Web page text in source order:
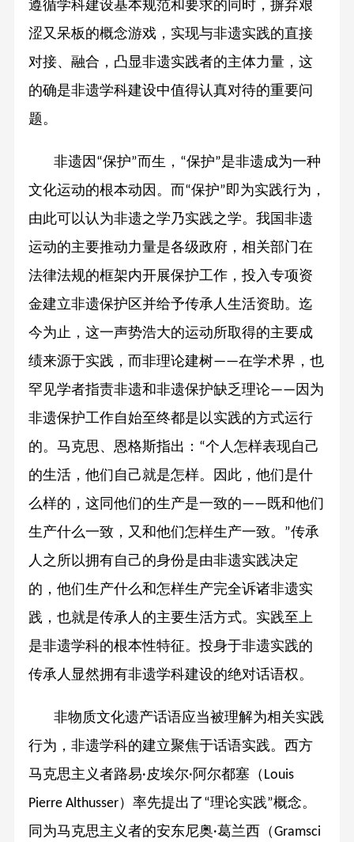
遵循学科建设基本规范和要求的同时，摒弃艰
涩又呆板的概念游戏，实现与非遗实践的直接
对接、融合，凸显非遗实践者的主体力量，这
的确是非遗学科建设中值得认真对待的重要问
题。
非遗因 “保护”而生， “保护”是非遗成为一种
文化运动的根本动因。而“保护”即为实践行为，
由此可以认为非遗之学乃实践之学。我国非遗
运动的主要推动力量是各级政府，相关部门在
法律法规的框架内开展保护工作，投入专项资
金建立非遗保护区并给予传承人生活资助。迄
今为止，这一声势浩大的运动所取得的主要成
绩来源于实践，而非理论建树——在学术界，也
罕见学者指责非遗和非遗保护缺乏理论—— 因为
非遗保护工作自始至终都是以实践的方式运行
的。马克思、恩格斯指出： “个人怎样表现自己
的生活，他们自己就是怎样。因此，他们是什
么样的，这同他们的生产是一致的——既和他们
生产什么一致，又和他们怎样生产一致。
”传承
人之所以拥有自己的身份是由非遗实践决定
的，他们生产什么和怎样生产完全诉诸非遗实
践，也就是传承人的主要生活方式。实践至上
是非遗学科的根本性特征。投身于非遗实践的
传承人显然拥有非遗学科建设的绝对话语权。
非物质文化遗产话语应当被理解为相关实践
行为，非遗学科的建立聚焦于话语实践。西方
马克思主义者路易·皮埃尔·阿尔都塞（ Louis
Pierre Althusser）率先提出了“理论实践”概念。
同为马克思主义者的安东尼奥·葛兰西（Gramsci